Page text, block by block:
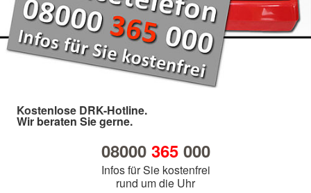
Kostenlose DRK-Hotline.
Wir beraten Sie gerne.
08000 365000
Infos für Sie kostenfrei
rund um die Uhr